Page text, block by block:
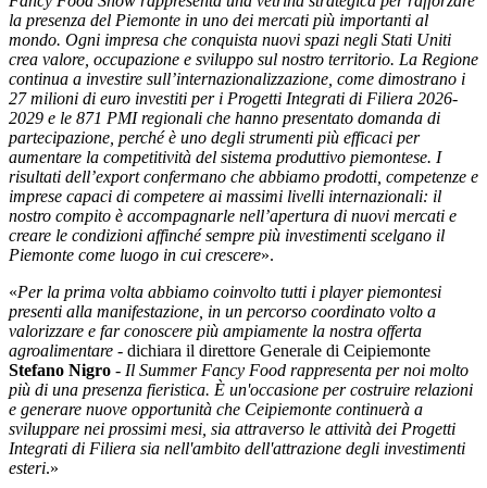
la presenza del Piemonte in uno dei mercati più importanti al
mondo. Ogni impresa che conquista nuovi spazi negli Stati Uniti
crea valore, occupazione e sviluppo sul nostro territorio. La Regione
continua a investire sull’internazionalizzazione, come dimostrano i
27 milioni di euro investiti per i Progetti Integrati di Filiera 2026-
2029 e le 871 PMI regionali che hanno presentato domanda di
partecipazione, perché è uno degli strumenti più efficaci per
aumentare la competitività del sistema produttivo piemontese. I
risultati dell’export confermano che abbiamo prodotti, competenze e
imprese capaci di competere ai massimi livelli internazionali: il
nostro compito è accompagnarle nell’apertura di nuovi mercati e
creare le condizioni affinché sempre più investimenti scelgano il
Piemonte come luogo in cui crescere».
«Per la prima volta abbiamo coinvolto tutti i player piemontesi
presenti alla manifestazione, in un percorso coordinato volto a
valorizzare e far conoscere più ampiamente la nostra offerta
agroalimentare - dichiara il direttore Generale di Ceipiemonte
Stefano Nigro - Il Summer Fancy Food rappresenta per noi molto
più di una presenza fieristica. È un'occasione per costruire relazioni
e generare nuove opportunità che Ceipiemonte continuerà a
sviluppare nei prossimi mesi, sia attraverso le attività dei Progetti
Integrati di Filiera sia nell'ambito dell'attrazione degli investimenti
esteri.»